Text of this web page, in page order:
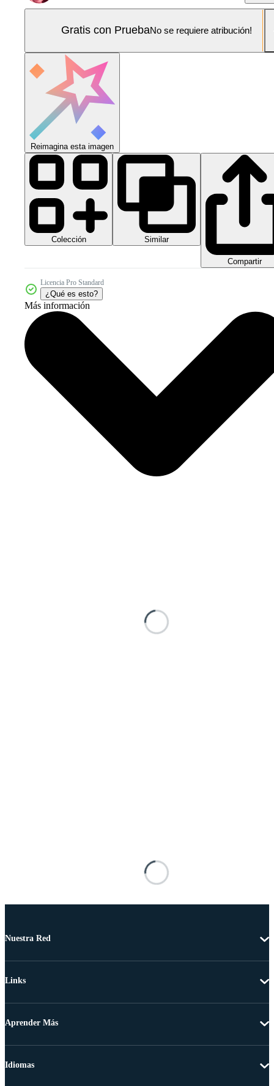
Gratis con PruebaNo se requiere atribución!
Reimagina esta imagen
Colección Similar
Compartir
Licencia Pro Standard
¿Qué es esto?
Más información
Nuestra Red
Links
Aprender Más
Idiomas